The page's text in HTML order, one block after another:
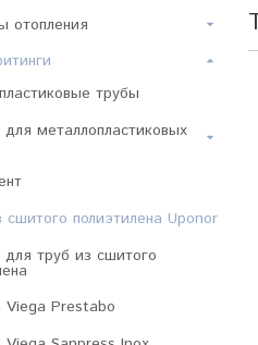
отопления
трубы
металлопластиковых
сшитого полиэтилена Uponor
труб из сшитого
Prestabo